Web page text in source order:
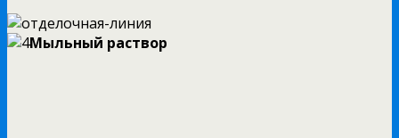
Мыльный раствор